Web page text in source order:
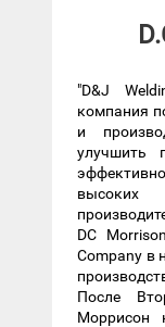
"D&J
компания
и
улучшить
высоких
DC
Company в
После
Моррисон